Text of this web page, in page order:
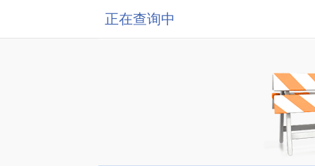
正在查询中